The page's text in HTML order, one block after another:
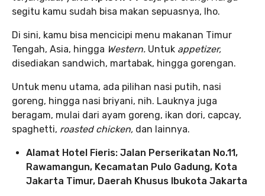
segitu kamu sudah bisa makan sepuasnya, lho.
Di sini, kamu bisa mencicipi menu makanan Timur
Tengah, Asia, hingga Western. Untuk appetizer,
disediakan sandwich, martabak, hingga gorengan.
Untuk menu utama, ada pilihan nasi putih, nasi
goreng, hingga nasi briyani, nih. Lauknya juga
beragam, mulai dari ayam goreng, ikan dori, capcay,
spaghetti, roasted chicken, dan lainnya.
Alamat Hotel Fieris: Jalan Perserikatan No.11,
Rawamangun, Kecamatan Pulo Gadung, Kota
Jakarta Timur, Daerah Khusus Ibukota Jakarta